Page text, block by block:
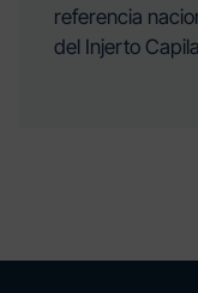
referencia
del Injerto